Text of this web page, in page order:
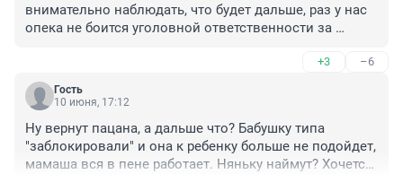
внимательно наблюдать, что будет дальше, раз у нас
опека не боится уголовной ответственности за
+3 –6
Гость
10 июня, 17:12
Ну вернут пацана, а дальше что? Бабушку типа
"заблокировали" и она к ребенку больше не подойдет,
мамаша вся в пене работает. Няньку наймут? Хочется